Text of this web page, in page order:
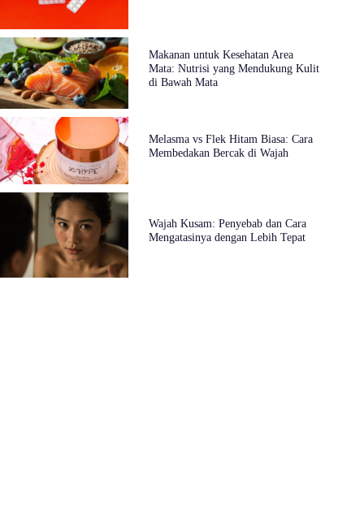
Makanan untuk Kesehatan Area
Mata: Nutrisi yang Mendukung Kulit
di Bawah Mata
Melasma vs Flek Hitam Biasa: Cara
Membedakan Bercak di Wajah
Wajah Kusam: Penyebab dan Cara
Mengatasinya dengan Lebih Tepat